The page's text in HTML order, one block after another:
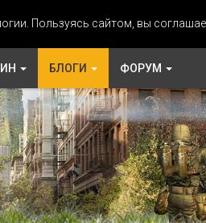
Пользуясь сайтом, вы
БЛОГИ ФОРУМ